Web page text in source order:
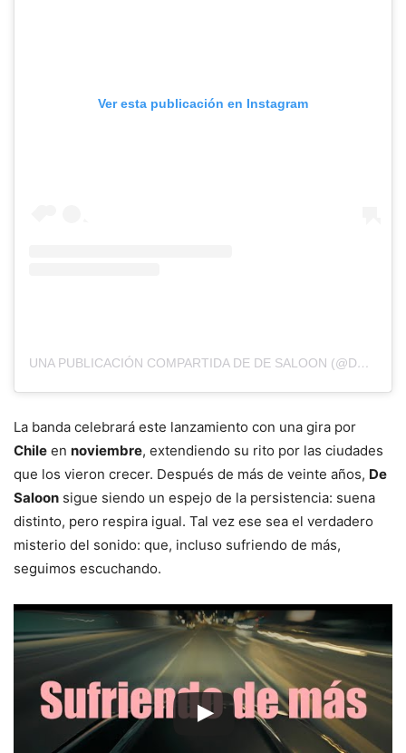
Ver esta publicación en Instagram
UNA PUBLICACIÓN COMPARTIDA DE DE SALOON (@DESALOON_OFICIAL)
La banda celebrará este lanzamiento con una gira por
Chile en noviembre, extendiendo su rito por las ciudades
que los vieron crecer. Después de más de veinte años, De
Saloon sigue siendo un espejo de la persistencia: suena
distinto, pero respira igual. Tal vez ese sea el verdadero
misterio del sonido: que, incluso sufriendo de más,
seguimos escuchando.